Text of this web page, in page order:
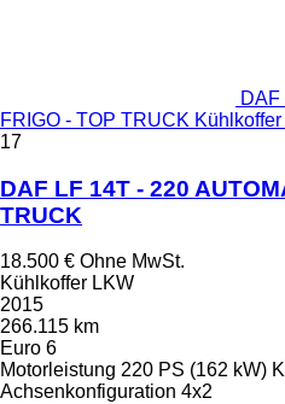
DAF
FRIGO - TOP TRUCK
17
DAF LF 14T - 220
TRUCK
18.500 € Ohne MwSt.
Kühlkoffer LKW
2015
266.115 km
Euro 6
Motorleistung 220 PS (162 kW)
Achsenkonfiguration 4x2